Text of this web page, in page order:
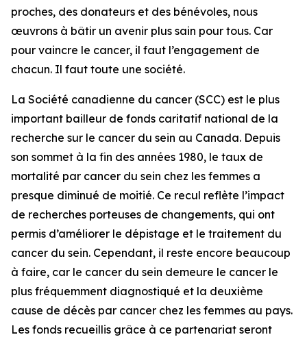
proches, des donateurs et des bénévoles, nous
œuvrons à bâtir un avenir plus sain pour tous. Car
pour vaincre le cancer, il faut l’engagement de
chacun. Il faut toute une société.
La Société canadienne du cancer (SCC) est le plus
important bailleur de fonds caritatif national de la
recherche sur le cancer du sein au Canada. Depuis
son sommet à la fin des années 1980, le taux de
mortalité par cancer du sein chez les femmes a
presque diminué de moitié. Ce recul reflète l’impact
de recherches porteuses de changements, qui ont
permis d’améliorer le dépistage et le traitement du
cancer du sein. Cependant, il reste encore beaucoup
à faire, car le cancer du sein demeure le cancer le
plus fréquemment diagnostiqué et la deuxième
cause de décès par cancer chez les femmes au pays.
Les fonds recueillis grâce à ce partenariat seront